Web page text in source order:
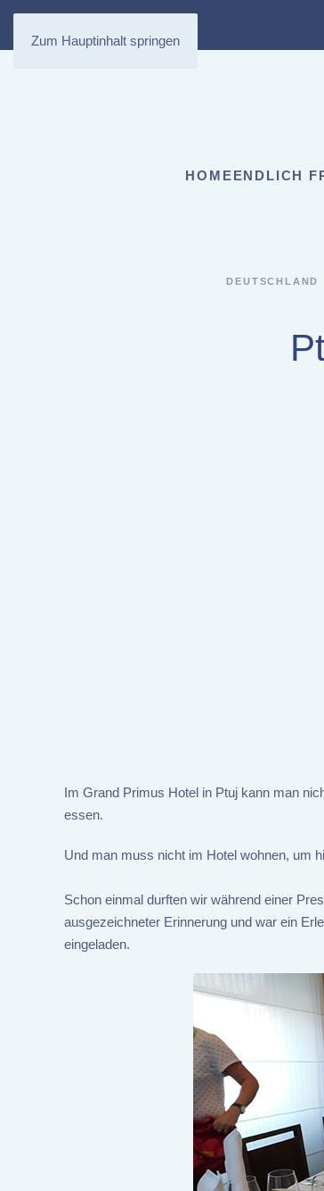
Zum Hauptinhalt springen
HOMEENDLICH
DEUTSCHLAND
Im Grand Primus Hotel in Ptuj kann man
essen.
Und man muss nicht im Hotel wohnen, um
Schon einmal durften wir während einer
ausgezeichneter Erinnerung und war ein
eingeladen.